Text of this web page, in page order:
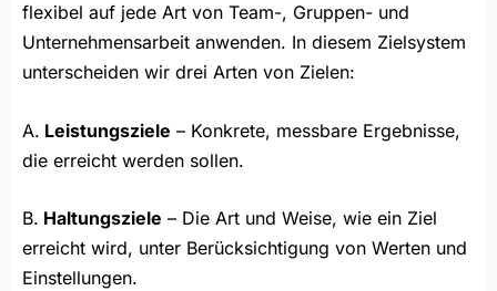
flexibel auf jede Art von Team-, Gruppen- und
Unternehmensarbeit anwenden. In diesem Zielsystem
unterscheiden wir drei Arten von Zielen:
A. Leistungsziele – Konkrete, messbare Ergebnisse,
die erreicht werden sollen.
B. Haltungsziele – Die Art und Weise, wie ein Ziel
erreicht wird, unter Berücksichtigung von Werten und
Einstellungen.